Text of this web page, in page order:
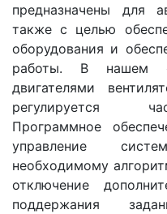
предназначены для
также с целью
оборудования и
работы. В нашем
двигателями
регулируется
Программное
управление
необходимому
отключение
поддержания